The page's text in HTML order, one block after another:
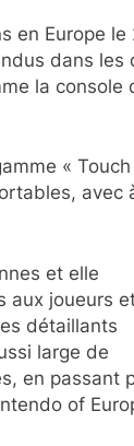
en Europe le
dans les
la console
« Touch
avec
et elle
aux joueurs
détaillants
large de
en passant
of